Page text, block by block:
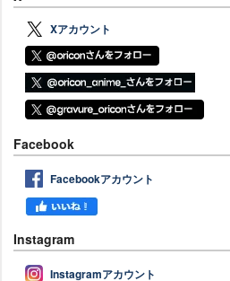
Xアカウント
Facebook
Facebookアカウント
Instagram
Instagramアカウント